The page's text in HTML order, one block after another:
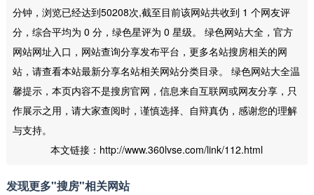
分钟，浏览已经达到50208次,截至目前该网站共收到 1 个网友评
分，综合平均为 0 分，绿色星评为 0 星级。 绿色网站大全，官方
网站网址入口，网站查询分享发布平台，更多名站搜房相关的网
站，请查看本站最新分享名站相关网站分类目录。 绿色网站大全温
馨提示，本页内容不是搜房官网，信息来自互联网或网友分享，只
作展示之用，请大家查阅时，谨慎选择、自辩真伪，感谢您的理解
与支持。
本文链接：http://www.360lvse.com/link/112.html
发现更多"搜房"相关网站